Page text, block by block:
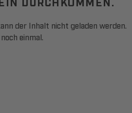
der Inhalt nicht geladen werden.
einmal.